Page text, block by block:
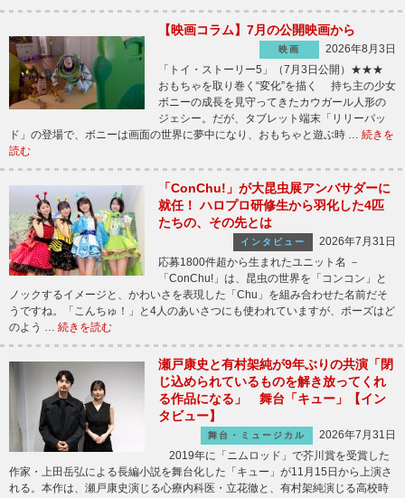
【映画コラム】7月の公開映画から
映画
2026年8月3日
「トイ・ストーリー5」（7月3日公開）★★★
おもちゃを取り巻く“変化”を描く 持ち主の少女
ボニーの成長を見守ってきたカウガール人形の
ジェシー。だが、タブレット端末「リリーパッ
ド」の登場で、ボニーは画面の世界に夢中になり、おもちゃと遊ぶ時 … 続きを
読む
「ConChu!」が大昆虫展アンバサダーに
就任！ ハロプロ研修生から羽化した4匹
たちの、その先とは
インタビュー
2026年7月31日
応募1800件超から生まれたユニット名 －
「ConChu!」は、昆虫の世界を「コンコン」と
ノックするイメージと、かわいさを表現した「Chu」を組み合わせた名前だそ
うですね。「こんちゅ！」と4人のあいさつにも使われていますが、ポーズはど
のよう … 続きを読む
瀬戸康史と有村架純が9年ぶりの共演「閉
じ込められているものを解き放ってくれ
る作品になる」 舞台「キュー」【イン
タビュー】
舞台・ミュージカル
2026年7月31日
2019年に「ニムロッド」で芥川賞を受賞した
作家・上田岳弘による長編小説を舞台化した「キュー」が11月15日から上演さ
れる。本作は、瀬戸康史演じる心療内科医・立花徹と、有村架純演じる高校時